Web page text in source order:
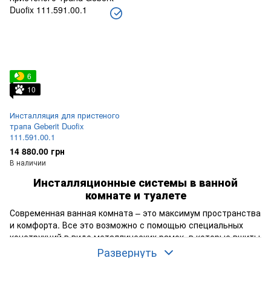
6
10
Инсталляция для пристеного
трапа Geberit Duofix
111.591.00.1
14 880.00 грн
В наличии
Инсталляционные системы в ванной
комнате и туалете
Современная ванная комната – это максимум пространства
и комфорта. Все это возможно с помощью специальных
конструкций в виде металлических рамок, в которые вшиты
разнообразные механизмы, сантехнические предметы. И
имя такой конструкции – инсталляция. Хозяин дома может
Развернуть